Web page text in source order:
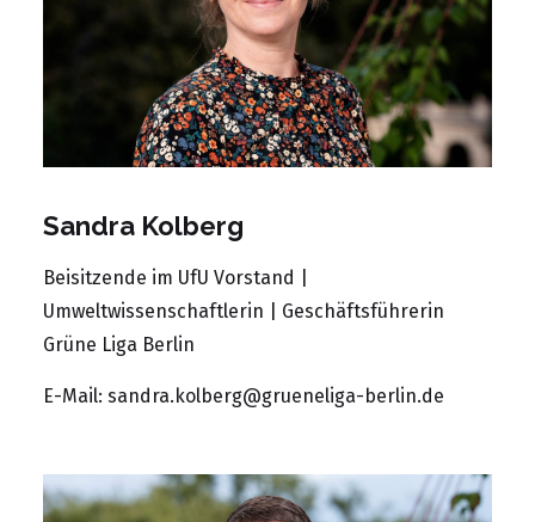
Sandra Kolberg
Beisitzende im UfU Vorstand |
Umweltwissenschaftlerin | Geschäftsführerin
Grüne Liga Berlin
E-Mail: sandra.kolberg@grueneliga-berlin.de